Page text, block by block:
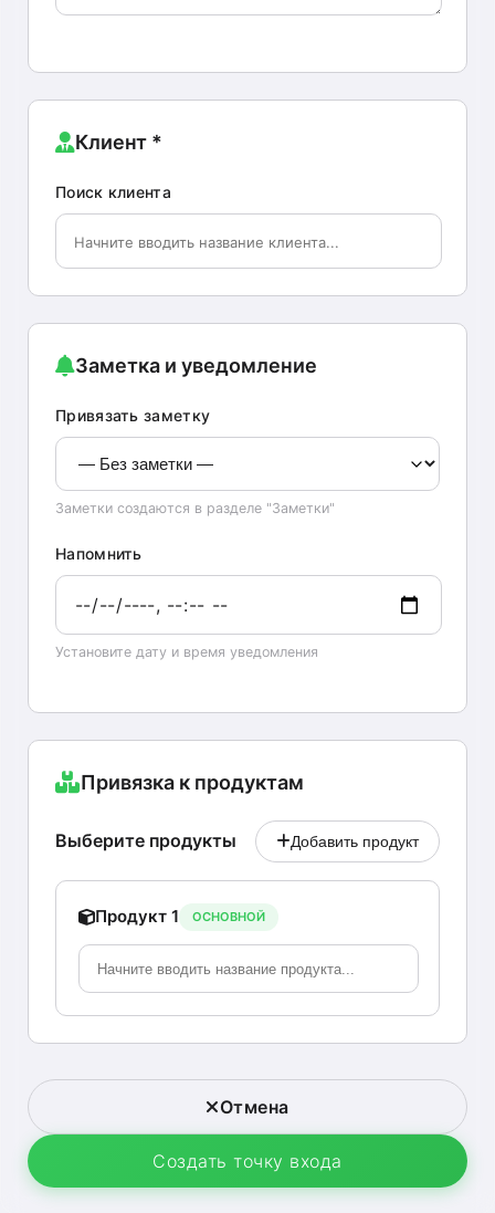
Клиент *
Поиск клиента
Заметка и уведомление
Привязать заметку
Заметки создаются в разделе "Заметки"
Напомнить
Установите дату и время уведомления
Привязка к продуктам
Выберите продукты Добавить продукт
Продукт 1 ОСНОВНОЙ
Отмена
Создать точку входа